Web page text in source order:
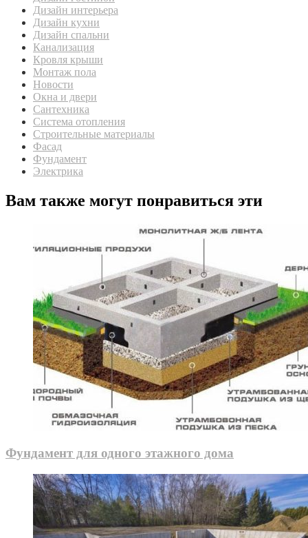
Дизайн интерьера
Дизайн кухни
Дизайн спальни
Канализация
Кровля крыши
Монтаж пола
Новости
Окна и двери
Сантехника
Система отопления
Строительные материалы
Фасад
Фундамент
Электрика
Вам также могут понравиться эти
Фундамент для одного этажного дома